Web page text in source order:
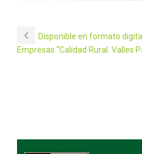
Disponible en formato
Empresas “Calidad Rural. Valles